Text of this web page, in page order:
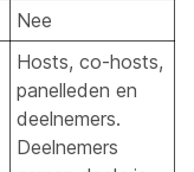
Nee
Hosts, co-hosts,
panelleden en
deelnemers.
Deelnemers